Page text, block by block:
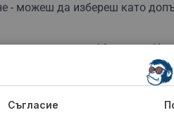
- можеш да избереш като
за участие - 16 години.
от родител или настойник.
на участник - 140 кг. За
Съгласие